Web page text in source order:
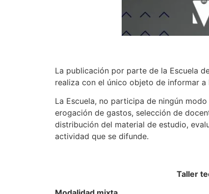
La publicación por parte de la Escuela
realiza con el único objeto de informar
La Escuela, no participa de ningún
erogación de gastos, selección de
distribución del material de estudio,
actividad que se difunde.
Taller